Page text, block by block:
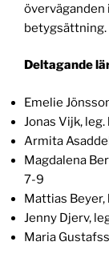
överväganden
betygsättning.
Deltagande
Emelie
Jonas Vijk,
Armita
Magdalena
7-9
Mattias Beyer,
Jenny Djerv,
Maria